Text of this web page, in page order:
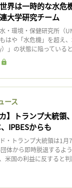
世界は一時的な水
大学研究チーム
・環境・保健研究所（
はや「水危機」を超え
」の状態に陥っている
ース
カ】トランプ大統
IPBESからも
・トランプ大統領は1月
体から即時脱退するよ
米国の利益に反すると